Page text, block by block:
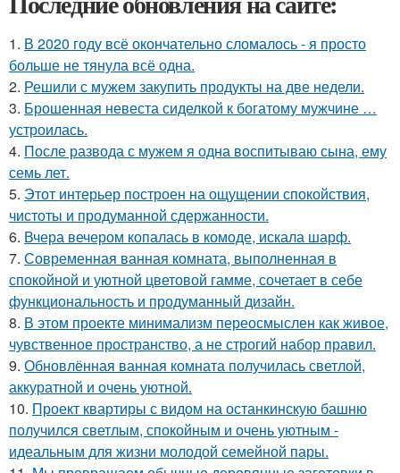
1. В 2020 году всё окончательно сломалось - я просто
больше не тянула всё одна.
2. Решили с мужем закупить продукты на две недели.
3. Брошенная невеста сиделкой к богатому мужчине …
устроилась.
4. После развода с мужем я одна воспитываю сына, ему
семь лет.
5. Этот интерьер построен на ощущении спокойствия,
чистоты и продуманной сдержанности.
6. Вчера вечером копалась в комоде, искала шарф.
7. Современная ванная комната, выполненная в
спокойной и уютной цветовой гамме, сочетает в себе
функциональность и продуманный дизайн.
8. В этом проекте минимализм переосмыслен как живое,
чувственное пространство, а не строгий набор правил.
9. Обновлённая ванная комната получилась светлой,
аккуратной и очень уютной.
10. Проект квартиры с видом на останкинскую башню
получился светлым, спокойным и очень уютным -
идеальным для жизни молодой семейной пары.